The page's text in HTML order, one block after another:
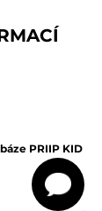
PRIIP KID